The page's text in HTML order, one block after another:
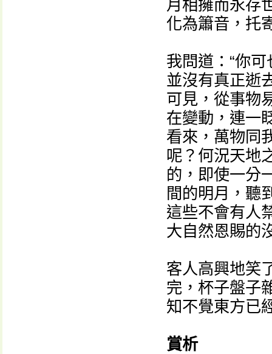
月相擁而永存
化為簫音，托
我問道：“你
並沒有真正逝
可見，從事物
在變動，連一
看來，萬物同
呢？何況天地
的，即使一分
間的明月，聽
這些不會有人
大自然恩賜的
客人高興地笑
完，杯子盤子
知不覺東方已
賞析